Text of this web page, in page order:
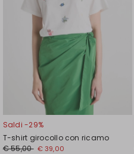
Saldi -29%
T-shirt girocollo con ricamo
€ 55,00 € 39,00